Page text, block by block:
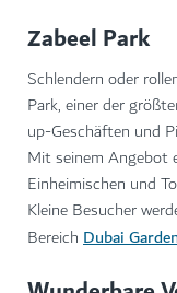
Zabeel Park
Schlendern oder
Park, einer der
up-Geschäften und
Mit seinem Angebot
Einheimischen und
Kleine Besucher
Bereich Dubai